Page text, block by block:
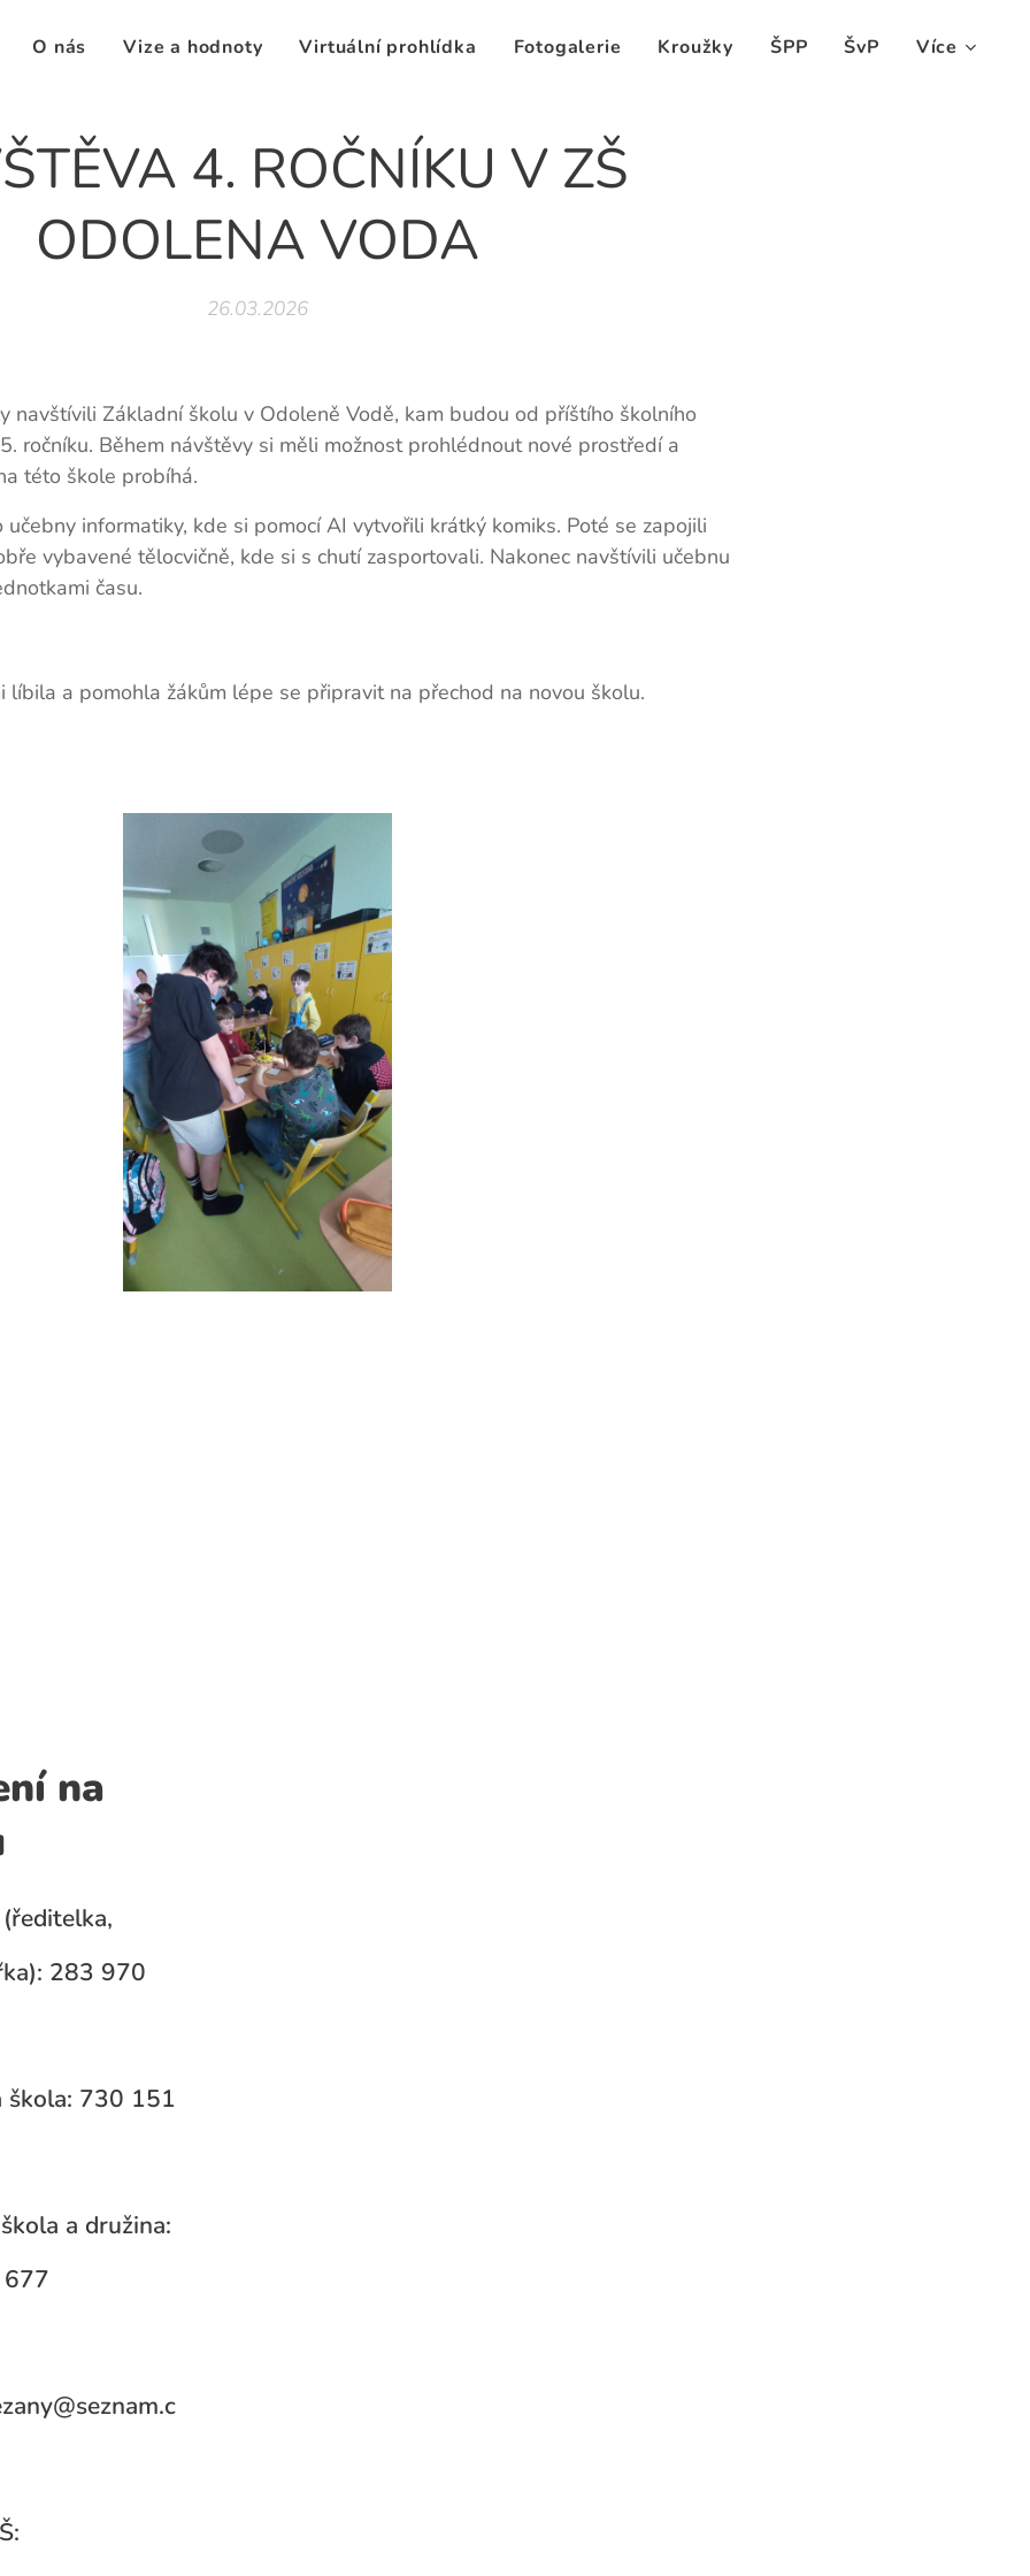
O nás Vize a hodnoty Virtuální prohlídka Fotogalerie Kroužky ŠPP ŠvP Více
4. ROČNÍKU V ZŠ
ODOLENA VODA
26.03.2026
navštívili Základní školu v Odoleně Vodě, kam budou od příštího školního
ročníku. Během návštěvy si měli možnost prohlédnout nové prostředí a
této škole probíhá.
informatiky, kde si pomocí AI vytvořili krátký komiks. Poté se zapojili
vybavené tělocvičně, kde si s chutí zasportovali. Nakonec navštívili učebnu
času.
líbila a pomohla žákům lépe se připravit na přechod na novou školu.
na
283 970
škola: 730 151
a družina: